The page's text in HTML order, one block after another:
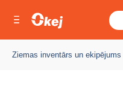
Ziemas inventārs un ekipējums